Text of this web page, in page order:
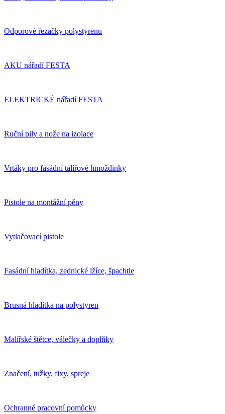
Odporové řezačky polystyrenu
AKU nářadí FESTA
ELEKTRICKÉ nářadí FESTA
Ruční pily a nože na izolace
Vrtáky pro fasádní talířové hmoždinky
Pistole na montážní pěny
Vytlačovací pistole
Fasádní hladítka, zednické lžíce, špachtle
Brusná hladítka na polystyren
Malířské štětce, válečky a doplňky
Značení, tužky, fixy, spreje
Ochranné pracovní pomůcky